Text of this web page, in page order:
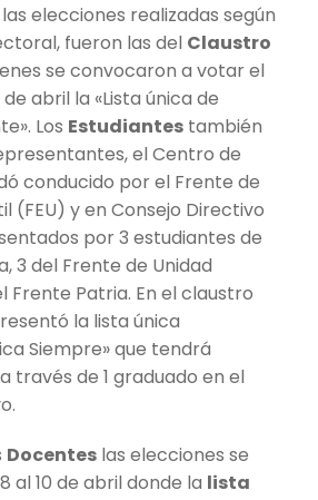
elecciones realizadas según
fueron las del Claustro
se convocaron a votar el
abril la «Lista única de
Los Estudiantes también
el Centro de
conducido por el Frente de
(FEU) y en Consejo Directivo
por 3 estudiantes de
3 del Frente de Unidad
Frente Patria. En el claustro
la lista única
Siempre» que tendrá
través de 1 graduado en el
Docentes las elecciones se
al 10 de abril donde la lista